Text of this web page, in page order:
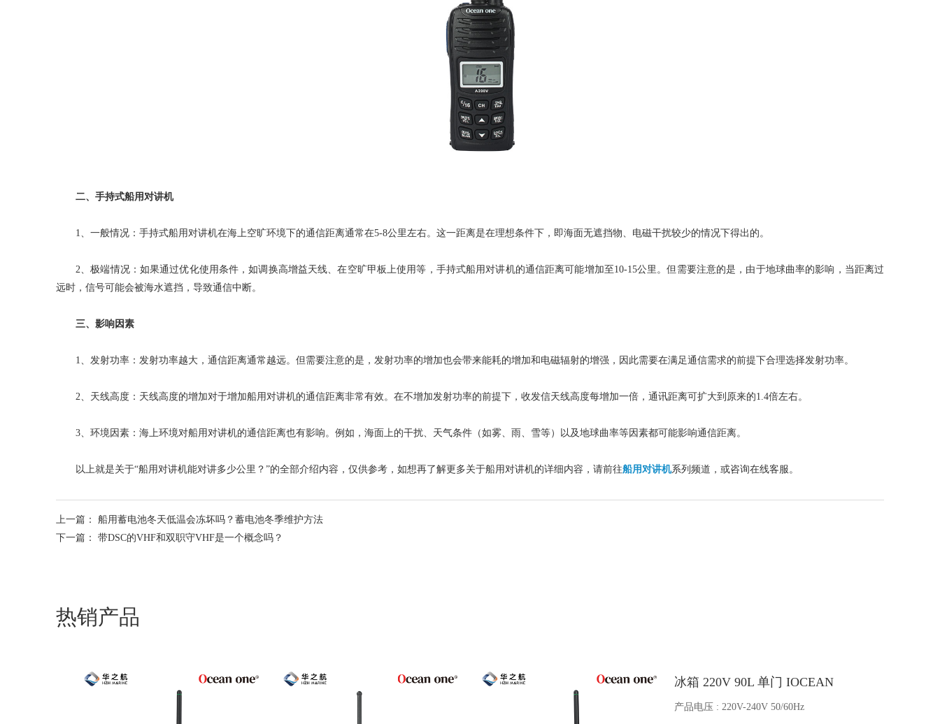
二、手持式船用对讲机
1、一般情况：手持式船用对讲机在海上空旷环境下的通信距离通常在5-8公里左右。这一距离是在理想条件下，即海面无遮挡物、电磁干扰较少的情况下得出的。
2、极端情况：如果通过优化使用条件，如调换高增益天线、在空旷甲板上使用等，手持式船用对讲机的通信距离可能增加至10-15公里。但需要注意的是，由于地球曲率的影响，当距离过
远时，信号可能会被海水遮挡，导致通信中断。
三、影响因素
1、发射功率：发射功率越大，通信距离通常越远。但需要注意的是，发射功率的增加也会带来能耗的增加和电磁辐射的增强，因此需要在满足通信需求的前提下合理选择发射功率。
2、天线高度：天线高度的增加对于增加船用对讲机的通信距离非常有效。在不增加发射功率的前提下，收发信天线高度每增加一倍，通讯距离可扩大到原来的1.4倍左右。
3、环境因素：海上环境对船用对讲机的通信距离也有影响。例如，海面上的干扰、天气条件（如雾、雨、雪等）以及地球曲率等因素都可能影响通信距离。
以上就是关于“船用对讲机能对讲多少公里？”的全部介绍内容，仅供参考，如想再了解更多关于船用对讲机的详细内容，请前往船用对讲机系列频道，或咨询在线客服。
上一篇： 船用蓄电池冬天低温会冻坏吗？蓄电池冬季维护方法
下一篇： 带DSC的VHF和双职守VHF是一个概念吗？
热销产品